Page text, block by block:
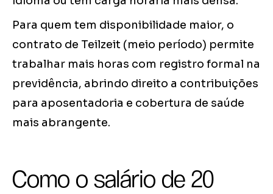
Para quem tem disponibilidade maior, o
contrato de Teilzeit (meio período) permite
trabalhar mais horas com registro formal na
previdência, abrindo direito a contribuições
para aposentadoria e cobertura de saúde
mais abrangente.
Como o salário de 20